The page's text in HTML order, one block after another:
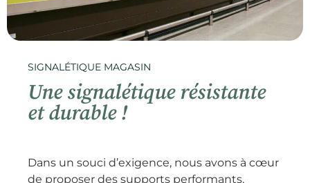
SIGNALÉTIQUE MAGASIN
Une signalétique résistante
et durable !
Dans un souci d’exigence, nous avons à cœur
de proposer des supports performants,